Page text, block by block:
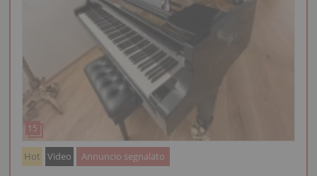
Hot Video Annuncio segnalato